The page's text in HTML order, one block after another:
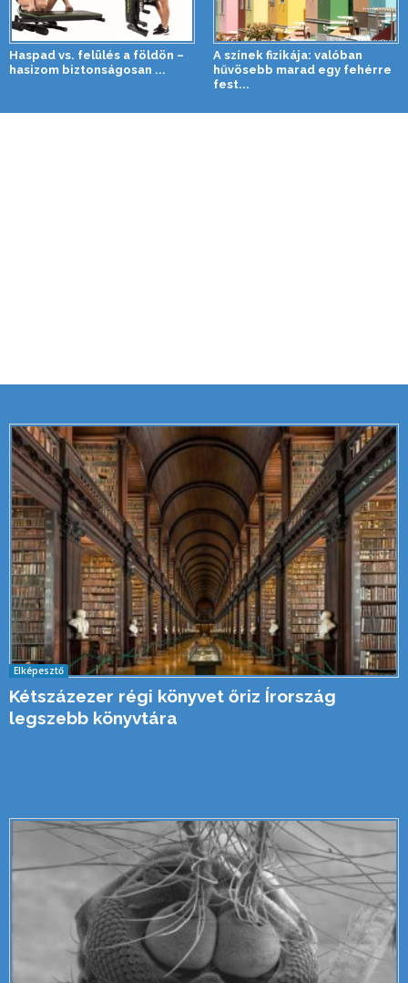
Haspad vs. felülés a földön –
hasizom biztonságosan ...
A színek fizikája: valóban
hűvösebb marad egy fehérre
fest...
Elképesztő
Kétszázezer régi könyvet őriz Írország
legszebb könyvtára